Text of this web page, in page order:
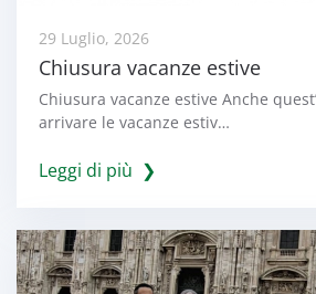
29 Luglio, 2026
Chiusura vacanze estive
Chiusura vacanze estive Anche
arrivare le vacanze estiv…
Leggi di più ❯